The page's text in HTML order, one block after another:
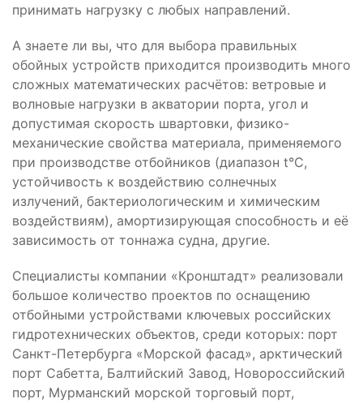
принимать нагрузку с любых направлений.
А знаете ли вы, что для выбора правильных
обойных устройств приходится производить много
сложных математических расчётов: ветровые и
волновые нагрузки в акватории порта, угол и
допустимая скорость швартовки, физико-
механические свойства материала, применяемого
при производстве отбойников (диапазон t°C,
устойчивость к воздействию солнечных
излучений, бактериологическим и химическим
воздействиям), амортизирующая способность и её
зависимость от тоннажа судна, другие.
Специалисты компании «Кронштадт» реализовали
большое количество проектов по оснащению
отбойными устройствами ключевых российских
гидротехнических объектов, среди которых: порт
Санкт-Петербурга «Морской фасад», арктический
порт Сабетта, Балтийский Завод, Новороссийский
порт, Мурманский морской торговый порт,